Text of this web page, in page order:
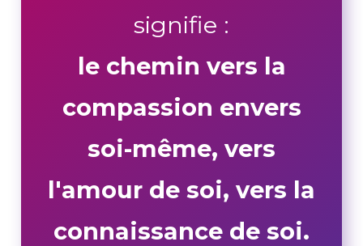
signifie :
le chemin vers la
compassion envers
soi-même, vers
l'amour de soi, vers la
connaissance de soi.